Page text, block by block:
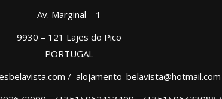
Av. Marginal – 1
9930 – 121 Lajes do Pico
PORTUGAL
/ alojamento_belavista@hotmail.com